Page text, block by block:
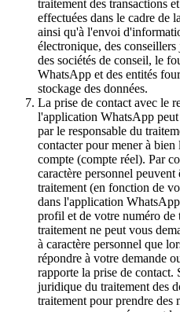
traitement des transactions
effectuées dans le cadre de
ainsi qu'à l'envoi
électronique, des
des sociétés de conseil, le
WhatsApp et des entités
stockage des données.
La prise de contact avec le
l'application WhatsApp
par le responsable du
contacter pour mener à
compte (compte réel). Par
caractère personnel peuvent
traitement (en fonction de
dans l'application
profil et de votre numéro de
traitement ne peut vous
à caractère personnel que
répondre à votre demande
rapporte la prise de contact.
juridique du traitement des
traitement pour prendre des